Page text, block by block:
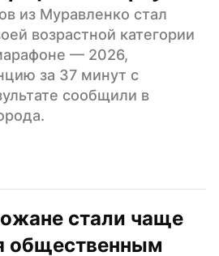
из Муравленко стал
возрастной категории
— 2026,
за 37 минут с
сообщили в
стали чаще
общественным